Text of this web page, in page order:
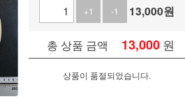
+1
-1 13,000원
총 상품 금액 13,000 원
상품이 품절되었습니다.